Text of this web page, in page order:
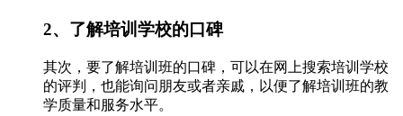
2、了解培训学校的口碑
其次，要了解培训班的口碑，可以在网上搜索培训学校
的评判，也能询问朋友或者亲戚，以便了解培训班的教
学质量和服务水平。